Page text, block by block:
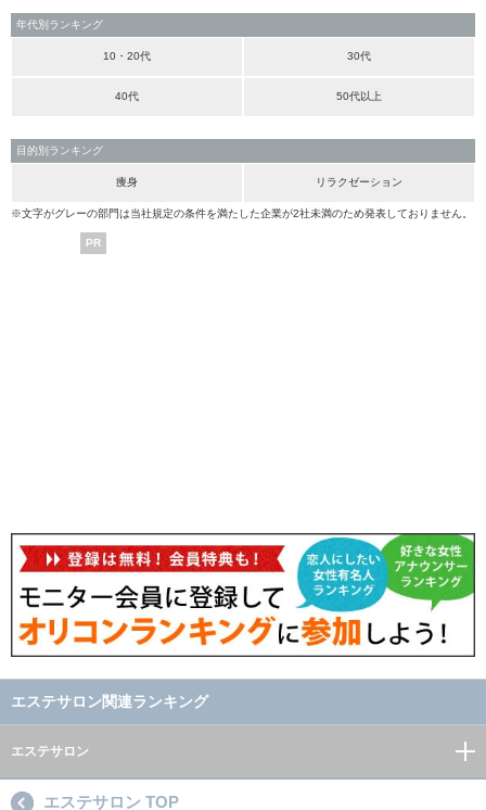
年代別ランキング
10・20代 30代
40代 50代以上
目的別ランキング
痩身 リラクゼーション
※文字がグレーの部門は当社規定の条件を満たした企業が2社未満のため発表しておりません。
PR
エステサロン関連ランキング
エステサロン
エステサロン TOP